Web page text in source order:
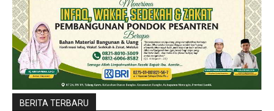
BERITA TERBARU